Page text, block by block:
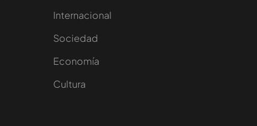
Internacional
Sociedad
Economía
Cultura